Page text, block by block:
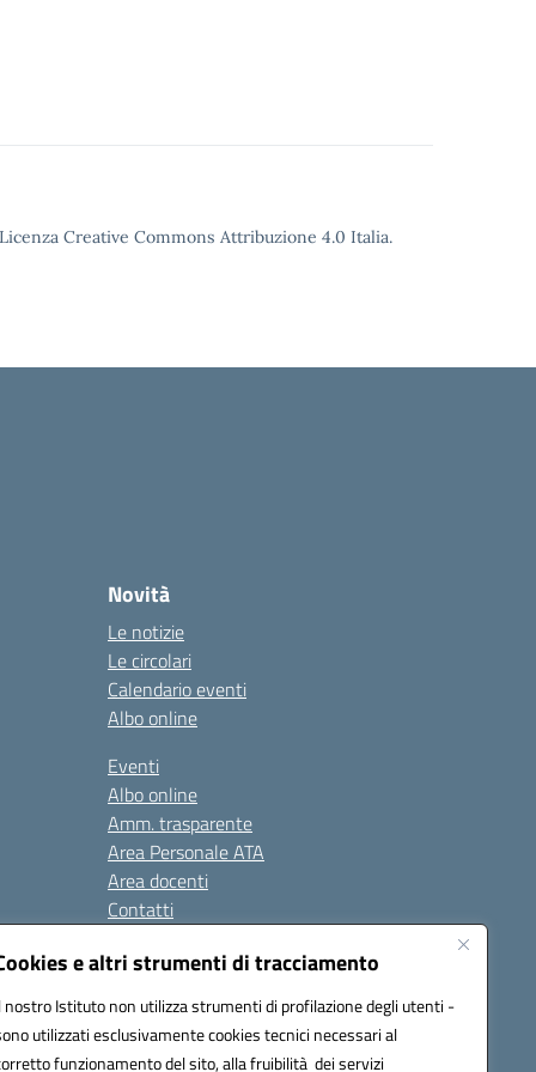
e altri strumenti di tracciamento
nostro Istituto non utilizza strumenti di profilazione degli utenti -
utilizzati esclusivamente cookies tecnici necessari al
funzionamento del sito, alla fruibilità dei servizi
Creative Commons Attribuzione 4.0 Italia.
Novità
Le notizie
Le circolari
Calendario eventi
Albo online
Eventi
Albo online
Amm. trasparente
Area Personale ATA
Area docenti
Contatti